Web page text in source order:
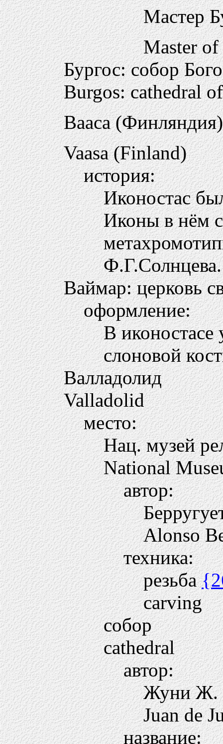
Мастер
Master of
Бургос: собор
Burgos: cathedral
Вааса (Финляндия)
Vaasa (Finland)
история:
Иконостас
Иконы в нём
Ф.Г.Солнцева.
Ваймар: церковь
оформление:
В иконостасе
слоновой
Валладолид
Valladolid
место:
Нац. музей
National
автор:
Alonso
техника:
резьба
carving
собор
cathedral
автор:
Жуни Ж.
Juan de
название: